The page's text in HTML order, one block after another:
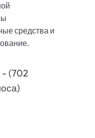
средства и
- (702